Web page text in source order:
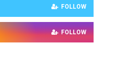
FOLLOW
FOLLOW